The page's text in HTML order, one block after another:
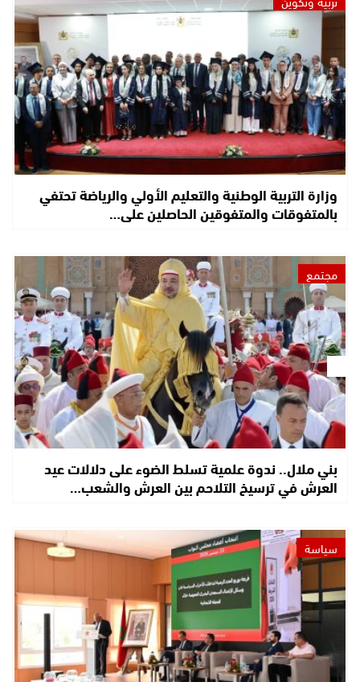
وزارة التربية الوطنية والتعليم الأولي والرياضة تحتفي
بالمتفوقات والمتفوقين الحاصلين على…
مجتمع
بني ملال.. ندوة علمية تسلط الضوء على دلالات عيد
العرش في ترسيخ التلاحم بين العرش والشعب…
سياسة